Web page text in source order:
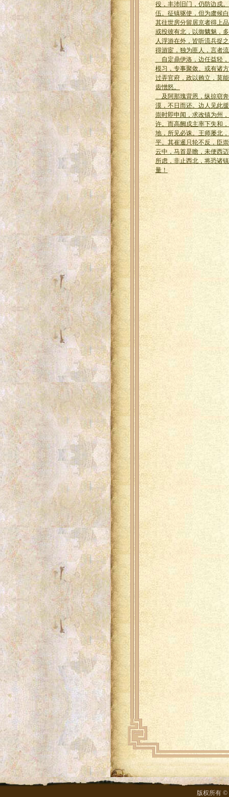
役，丰沛旧门，仍防边戍
伍。征镇驱使，但为虞候
其往世房分留居京者得上
或投彼有北，以御魑魅，
人浮游在外，皆听流兵捉
得游宦，独为匪人，言者
自定鼎伊洛，边任益轻
模习，专事聚敛。或有诸
过弄官府，政以贿立，莫
齿憎怒。
及阿那瑰背恩，纵掠窃
漠，不日而还。边人见此
崇时即申闻，求改镇为州
许。而高阙戍主率下失和
地，所见必诛。王师屡北
平。其崔暹只轮不反，臣
云中，马首是瞻，未便西
所虑，非止西北，将恐诸
量！
版权所有 ©